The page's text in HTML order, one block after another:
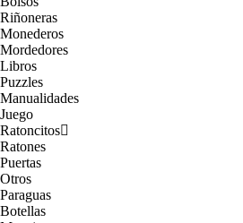
Riñoneras
Monederos
Mordedores
Libros
Puzzles
Manualidades
Juego
Ratoncitos
Ratones
Puertas
Otros
Paraguas
Botellas